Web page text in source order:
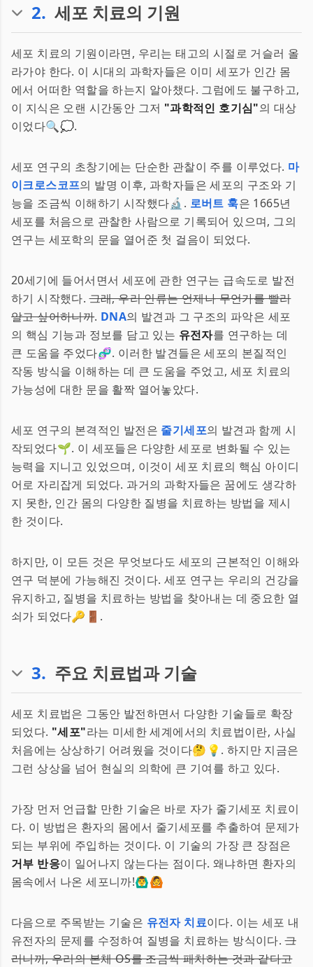
2. 세포 치료의 기원
세포 치료의 기원이라면, 우리는 태고의 시절로 거슬러 올
라가야 한다. 이 시대의 과학자들은 이미 세포가 인간 몸
에서 어떠한 역할을 하는지 알아챘다. 그럼에도 불구하고,
이 지식은 오랜 시간동안 그저 "과학적인 호기심"의 대상
이었다🔍💭.
세포 연구의 초창기에는 단순한 관찰이 주를 이루었다. 마
이크로스코프의 발명 이후, 과학자들은 세포의 구조와 기
능을 조금씩 이해하기 시작했다🔬. 로버트 훅은 1665년
세포를 처음으로 관찰한 사람으로 기록되어 있으며, 그의
연구는 세포학의 문을 열어준 첫 걸음이 되었다.
20세기에 들어서면서 세포에 관한 연구는 급속도로 발전
하기 시작했다.그래, 우리 인류는 언제나 무언가를 빨리
알고 싶어하니까. DNA의 발견과 그 구조의 파악은 세포
의 핵심 기능과 정보를 담고 있는 유전자를 연구하는 데
큰 도움을 주었다🧬. 이러한 발견들은 세포의 본질적인
작동 방식을 이해하는 데 큰 도움을 주었고, 세포 치료의
가능성에 대한 문을 활짝 열어놓았다.
세포 연구의 본격적인 발전은 줄기세포의 발견과 함께 시
작되었다🌱. 이 세포들은 다양한 세포로 변화될 수 있는
능력을 지니고 있었으며, 이것이 세포 치료의 핵심 아이디
어로 자리잡게 되었다. 과거의 과학자들은 꿈에도 생각하
지 못한, 인간 몸의 다양한 질병을 치료하는 방법을 제시
한 것이다.
하지만, 이 모든 것은 무엇보다도 세포의 근본적인 이해와
연구 덕분에 가능해진 것이다. 세포 연구는 우리의 건강을
유지하고, 질병을 치료하는 방법을 찾아내는 데 중요한 열
쇠가 되었다🔑🚪.
3. 주요 치료법과 기술
세포 치료법은 그동안 발전하면서 다양한 기술들로 확장
되었다. "세포"라는 미세한 세계에서의 치료법이란, 사실
처음에는 상상하기 어려웠을 것이다🤔💡. 하지만 지금은
그런 상상을 넘어 현실의 의학에 큰 기여를 하고 있다.
가장 먼저 언급할 만한 기술은 바로 자가 줄기세포 치료이
다. 이 방법은 환자의 몸에서 줄기세포를 추출하여 문제가
되는 부위에 주입하는 것이다. 이 기술의 가장 큰 장점은
거부 반응이 일어나지 않는다는 점이다. 왜냐하면 환자의
몸속에서 나온 세포니까!🙆‍♂️🙆
다음으로 주목받는 기술은 유전자 치료이다. 이는 세포 내
유전자의 문제를 수정하여 질병을 치료하는 방식이다.그
러니까, 우리의 본체 OS를 조금씩 패치하는 것과 같다고